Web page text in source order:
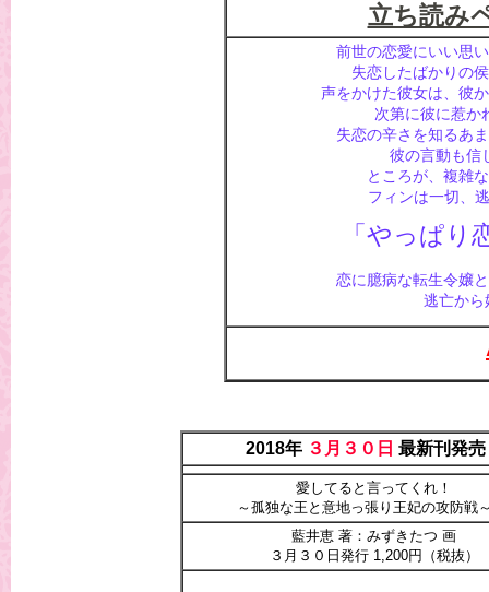
立ち読み
前世の恋愛にいい思
失恋したばかりの
声をかけた彼女は、彼
次第に彼に惹か
失恋の辛さを知るあ
彼の言動も信
ところが、複雑
フィンは一切、
「やっぱり
恋に臆病な転生令嬢
逃亡から
2018年３月３０日 最新刊発売
愛してると言ってくれ！
～孤独な王と意地っ張り王妃の攻防戦
藍井恵 著：みずきたつ 画
３月３０日発行 1,200円（税抜）